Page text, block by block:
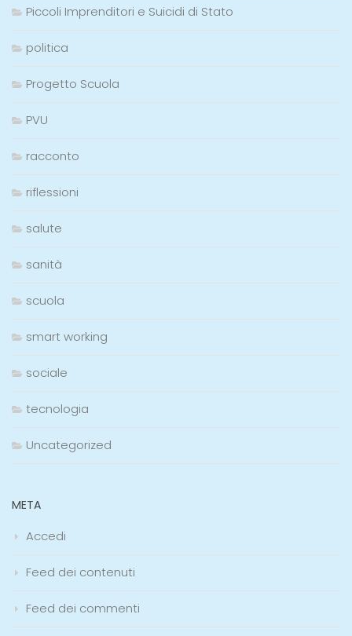
Piccoli Imprenditori e Suicidi di Stato
politica
Progetto Scuola
PVU
racconto
riflessioni
salute
sanità
scuola
smart working
sociale
tecnologia
Uncategorized
META
Accedi
Feed dei contenuti
Feed dei commenti